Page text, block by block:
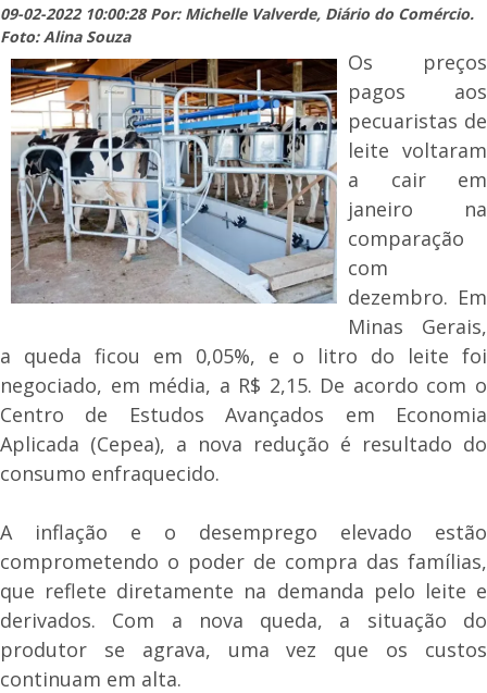
09-02-2022 10:00:28 Por: Michelle Valverde, Diário do Comércio.
Foto: Alina Souza
Os preços
pagos aos
pecuaristas de
leite voltaram
a cair em
janeiro na
comparação
com
dezembro. Em
Minas Gerais,
a queda ficou em 0,05%, e o litro do leite foi
negociado, em média, a R$ 2,15. De acordo com o
Centro de Estudos Avançados em Economia
Aplicada (Cepea), a nova redução é resultado do
consumo enfraquecido.
A inflação e o desemprego elevado estão
comprometendo o poder de compra das famílias,
que reflete diretamente na demanda pelo leite e
derivados. Com a nova queda, a situação do
produtor se agrava, uma vez que os custos
continuam em alta.